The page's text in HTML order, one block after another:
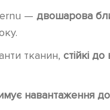
— двошарова
тканин, стійкі
навантаження